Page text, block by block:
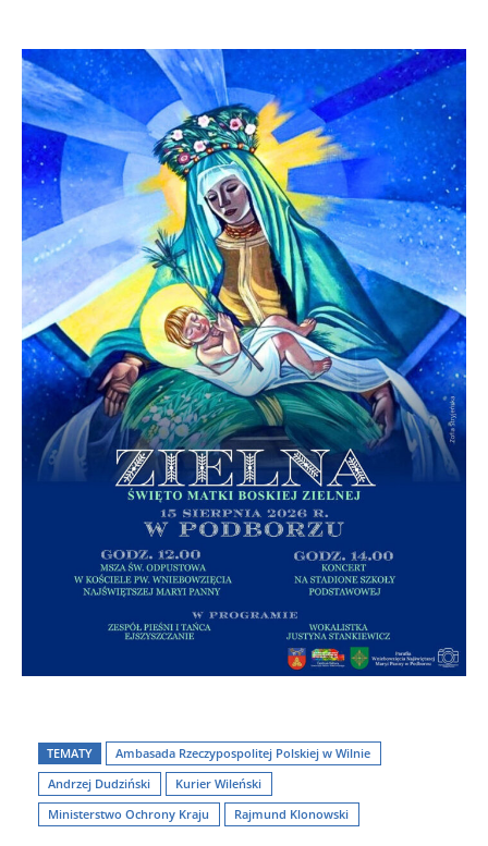
TEMATY
Ambasada Rzeczypospolitej Polskiej w Wilnie
Andrzej Dudziński
Kurier Wileński
Ministerstwo Ochrony Kraju
Rajmund Klonowski